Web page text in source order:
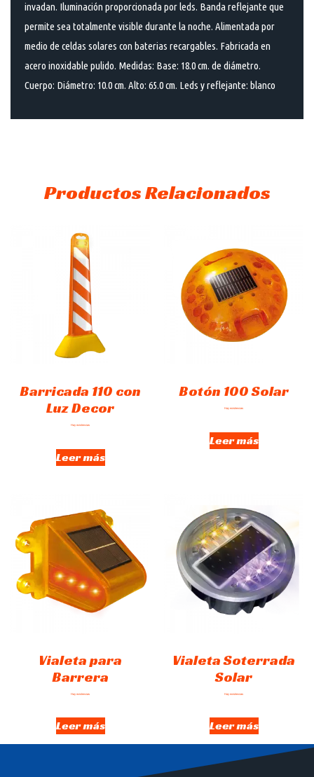
invadan. Iluminación proporcionada por leds. Banda reflejante que
permite sea totalmente visible durante la noche. Alimentada por
medio de celdas solares con baterias recargables. Fabricada en
acero inoxidable pulido. Medidas: Base: 18.0 cm. de diámetro.
Cuerpo: Diámetro: 10.0 cm. Alto: 65.0 cm. Leds y reflejante: blanco
Productos Relacionados
Barricada 110 con
Luz Decor
Hay existencias
Leer más
Botón 100 Solar
Hay existencias
Leer más
Vialeta para
Barrera
Hay existencias
Leer más
Vialeta Soterrada
Solar
Hay existencias
Leer más